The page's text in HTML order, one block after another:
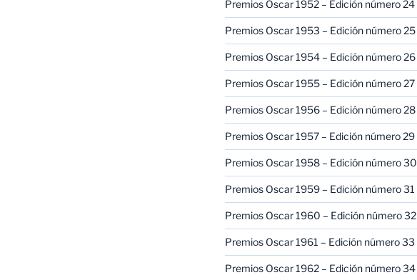
Premios Oscar 1952 – Edición número 24
Premios Oscar 1953 – Edición número 25
Premios Oscar 1954 – Edición número 26
Premios Oscar 1955 – Edición número 27
Premios Oscar 1956 – Edición número 28
Premios Oscar 1957 – Edición número 29
Premios Oscar 1958 – Edición número 30
Premios Oscar 1959 – Edición número 31
Premios Oscar 1960 – Edición número 32
Premios Oscar 1961 – Edición número 33
Premios Oscar 1962 – Edición número 34